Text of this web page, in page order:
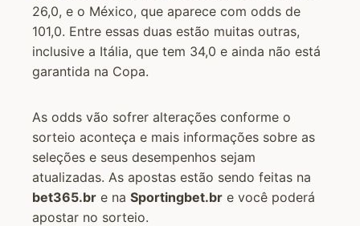
26,0, e o México, que aparece com odds de
101,0. Entre essas duas estão muitas outras,
inclusive a Itália, que tem 34,0 e ainda não está
garantida na Copa.
As odds vão sofrer alterações conforme o
sorteio aconteça e mais informações sobre as
seleções e seus desempenhos sejam
atualizadas. As apostas estão sendo feitas na
bet365.br e na Sportingbet.br e você poderá
apostar no sorteio.